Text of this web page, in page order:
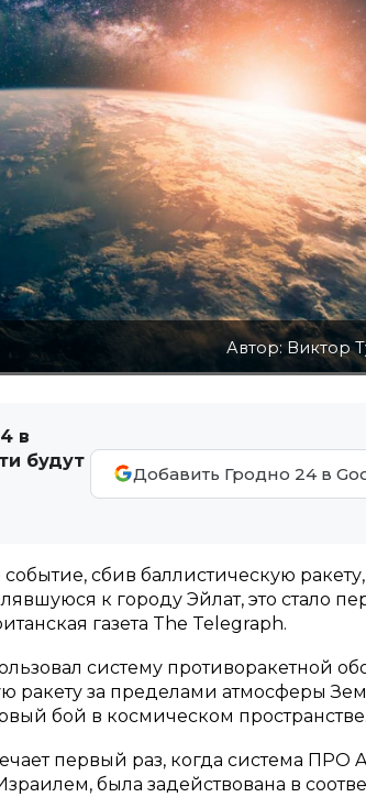
Автор: Виктор
в
будут
Добавить Гродно 24 в
сбив баллистическую ракету,
к городу Эйлат, это стало
газета The Telegraph.
систему противоракетной
ракету за пределами атмосферы
бой в космическом пространстве.
первый раз, когда система ПРО
была задействована в